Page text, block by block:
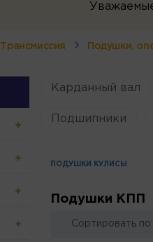
Трансмиссия Подушки,
Карданный вал
Подшипники
ПОДУШКИ КУЛИСЫ
Подушки КПП
Сортировать по: